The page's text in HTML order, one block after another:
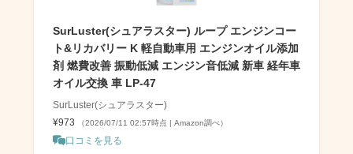
SurLuster(シュアラスター) ループ エンジンコー
ト&リカバリー K 軽自動車用 エンジンオイル添加
剤 燃費改善 振動低減 エンジン音低減 新車 経年車
オイル交換 車 LP-47
SurLuster(シュアラスター)
¥973
（2026/07/11 02:57時点 | Amazon調べ）
口コミを見る